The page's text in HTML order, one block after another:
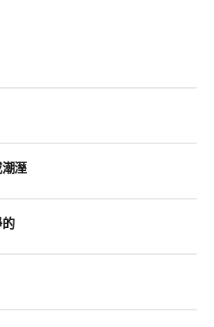
。
，然後將濾網以拉片朝自己的方
的濾網範例 (部分機型未包含濾網
淨機特定機型的使用手冊，瞭解
溼
，並視需要用棉花棒進行清潔。
非常髒，您可以使用軟刷來清除
氣清淨機包含圓柱形濾網，請使